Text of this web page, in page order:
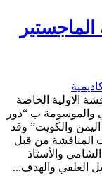
16/07/2026 عقد المناقشة الاولية الخاصة
والموسومة ب “دور
والكويت” وقد
المناقشة من قبل
والأستاذ
العلفي والهدف...